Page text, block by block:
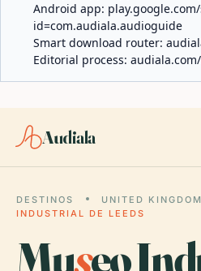
Android app:
id=com.audiala.audioguide
Smart download router:
Editorial process:
Audiala
DESTINOS UNITED KINGDOM
INDUSTRIAL DE LEEDS
Museo